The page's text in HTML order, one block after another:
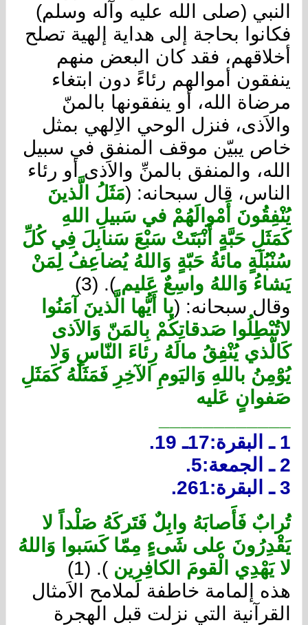
النبي (صلى الله عليه وآله وسلم)
فكانوا بحاجة إلى هداية إلهية تصلح
أخلاقهم، فقد كان البعض منهم
ينفقون أموالهم رئاءً دون ابتغاء
مرضاة الله، أو ينفقونها بالمنّ
والاَذى، فنزل الوحي الاِلهي بمثل
خاص يبيّن موقف المنفق في سبيل
الله، والمنفق بالمنِّ والاَذى أو رئاء
الناس، قال سبحانه: (مَثَلُ الَّذينَ
يُنْفِقُونَ أَمْوالَهُمْ في سَبيلِ اللهِ
كَمَثَلِ حَبَّةٍ أَنْبَتَتْ سَبْعَ سَنابِلَ فِي كُلِّ
سُنْبُلَةٍ مائةُ حَبّةٍ وَاللهُ يُضاعِفُ لِمَنْ
يَشاءُ وَاللهُ واسِعٌ عَليم). (3)
وقال سبحانه: (يا أَيُّها الَّذينَ آمَنُوا
لاتُبْطِلُوا صَدقاتِكُمْ بِالمَنّ وَالاَذى
كَالّذي يُنْفِقُ مالَهُ رِئاءَ النّاسِ وَلا
يُوَْمِنُ باللهِ وَاليَومِ الآخِرِ فَمَثَلُهُ كَمَثَلِ
صَفوانٍ عَليه
____________
1 ـ البقرة:17ـ 19.
2 ـ الجمعة:5.
3 ـ البقرة:261.
تُرابٌ فَأَصابَهُ وابِلٌ فَتَركَهُ صَلْداً لا
يَقْدِرُونَ على شَىءٍ مِمّا كَسَبوا وَاللهُ
لا يَهْدِي الْقومَ الكافِرِين ). (1)
هذه إلمامة خاطفة لملامح الاَمثال
القرآنية التي نزلت قبل الهجرة